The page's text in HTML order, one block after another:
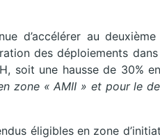
d’accélérer au
des déploiements
soit une hausse de 30%
zone « AMII » et pour le
éligibles en zone